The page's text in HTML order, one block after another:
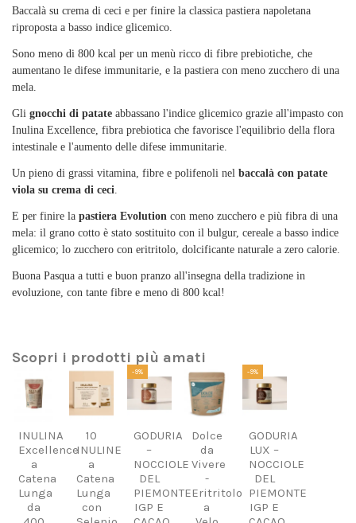
Baccalà su crema di ceci e per finire la classica pastiera napoletana
riproposta a basso indice glicemico.
Sono meno di 800 kcal per un menù ricco di fibre prebiotiche, che
aumentano le difese immunitarie, e la pastiera con meno zucchero di una
mela.
Gli gnocchi di patate abbassano l'indice glicemico grazie all'impasto con
Inulina Excellence, fibra prebiotica che favorisce l'equilibrio della flora
intestinale e l'aumento delle difese immunitarie.
Un pieno di grassi vitamina, fibre e polifenoli nel baccalà con patate
viola su crema di ceci
E per finire la pastiera Evolution con meno zucchero e più fibra di una
mela: il grano cotto è stato sostituito con il bulgur, cereale a basso indice
glicemico; lo zucchero con eritritolo, dolcificante naturale a zero calorie.
Buona Pasqua a tutti e buon pranzo all'insegna della tradizione in
evoluzione, con tante fibre e meno di 800 kcal!
Scopri i prodotti più amati
INULINA
Excellence
a
Catena
Lunga
da
10
INULINE
a
Catena
Lunga
con
-9%
GODURIA
–
NOCCIOLE
DEL
PIEMONTE
IGP E
Dolce
da
Vivere
-
Eritritolo
a
-9%
GODURIA
LUX –
NOCCIOLE
DEL
PIEMONTE
IGP E